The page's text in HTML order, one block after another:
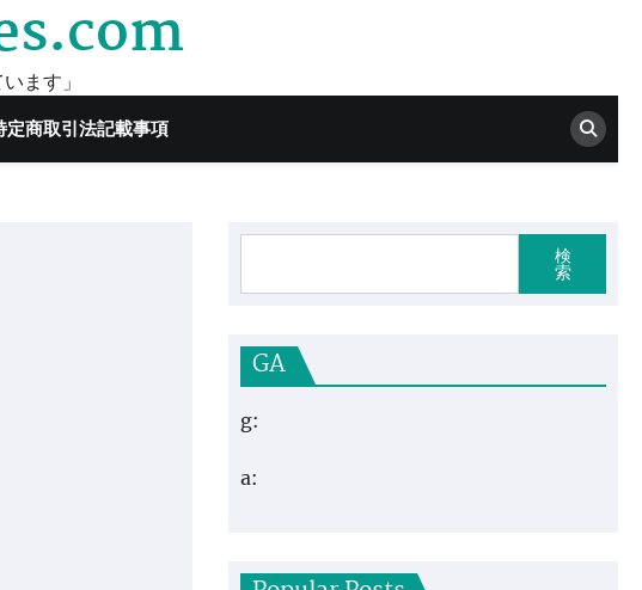
ます」
定商取引法記載事項
検
索
GA
g:
a: